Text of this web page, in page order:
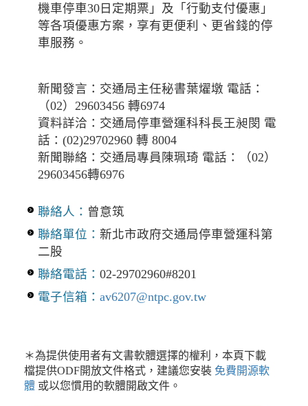
機車停車30日定期票」及「行動支付優惠」
等各項優惠方案，享有更便利、更省錢的停
車服務。
新聞發言：交通局主任秘書葉燿墩 電話：
（02）29603456 轉6974
資料詳洽：交通局停車營運科科長王昶閔 電
話：(02)29702960 轉 8004
新聞聯絡：交通局專員陳珮琦 電話：（02）
29603456轉6976
聯絡人： 曾意筑
聯絡單位： 新北市政府交通局停車營運科第
二股
聯絡電話： 02-29702960#8201
電子信箱： av6207@ntpc.gov.tw
＊為提供使用者有文書軟體選擇的權利，本頁下載
檔提供ODF開放文件格式，建議您安裝 免費開源軟
體 或以您慣用的軟體開啟文件。